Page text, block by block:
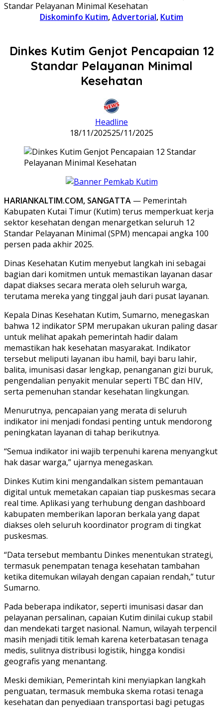
Standar Pelayanan Minimal Kesehatan
Diskominfo Kutim,Advertorial, Kutim
Dinkes Kutim Genjot Pencapaian 12
Standar Pelayanan Minimal
Kesehatan
Headline
18/11/202525/11/2025
HARIANKALTIM.COM, SANGATTA — Pemerintah
Kabupaten Kutai Timur (Kutim) terus memperkuat kerja
sektor kesehatan dengan menargetkan seluruh 12
Standar Pelayanan Minimal (SPM) mencapai angka 100
persen pada akhir 2025.
Dinas Kesehatan Kutim menyebut langkah ini sebagai
bagian dari komitmen untuk memastikan layanan dasar
dapat diakses secara merata oleh seluruh warga,
terutama mereka yang tinggal jauh dari pusat layanan.
Kepala Dinas Kesehatan Kutim, Sumarno, menegaskan
bahwa 12 indikator SPM merupakan ukuran paling dasar
untuk melihat apakah pemerintah hadir dalam
memastikan hak kesehatan masyarakat. Indikator
tersebut meliputi layanan ibu hamil, bayi baru lahir,
balita, imunisasi dasar lengkap, penanganan gizi buruk,
pengendalian penyakit menular seperti TBC dan HIV,
serta pemenuhan standar kesehatan lingkungan.
Menurutnya, pencapaian yang merata di seluruh
indikator ini menjadi fondasi penting untuk mendorong
peningkatan layanan di tahap berikutnya.
“Semua indikator ini wajib terpenuhi karena menyangkut
hak dasar warga,” ujarnya menegaskan.
Dinkes Kutim kini mengandalkan sistem pemantauan
digital untuk memetakan capaian tiap puskesmas secara
real time. Aplikasi yang terhubung dengan dashboard
kabupaten memberikan laporan berkala yang dapat
diakses oleh seluruh koordinator program di tingkat
puskesmas.
“Data tersebut membantu Dinkes menentukan strategi,
termasuk penempatan tenaga kesehatan tambahan
ketika ditemukan wilayah dengan capaian rendah,” tutur
Sumarno.
Pada beberapa indikator, seperti imunisasi dasar dan
pelayanan persalinan, capaian Kutim dinilai cukup stabil
dan mendekati target nasional. Namun, wilayah terpencil
masih menjadi titik lemah karena keterbatasan tenaga
medis, sulitnya distribusi logistik, hingga kondisi
geografis yang menantang.
Meski demikian, Pemerintah kini menyiapkan langkah
penguatan, termasuk membuka skema rotasi tenaga
kesehatan dan penyediaan transportasi bagi petugas